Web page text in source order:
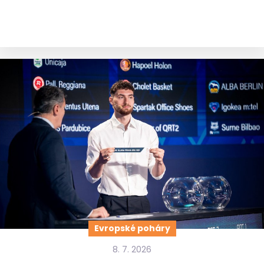
Evropské poháry
8. 7. 2026